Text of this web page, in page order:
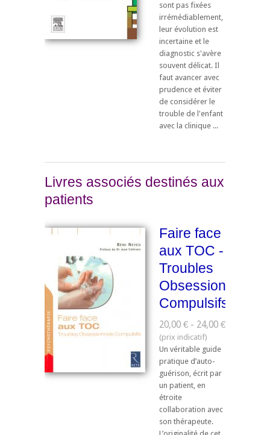
sont pas fixées
irrémédiablement,
leur évolution est
incertaine et le
diagnostic s'avère
souvent délicat. Il
faut avancer avec
prudence et éviter
de considérer le
trouble de l'enfant
avec la clinique ...
Livres associés destinés aux
patients
Faire face
aux TOC -
Troubles
Obsessionnels
Compulsifs
20,00 € - 24,00 €
Un véritable guide
pratique d’auto-
guérison, écrit par
un patient, en
étroite
collaboration avec
son thérapeute.